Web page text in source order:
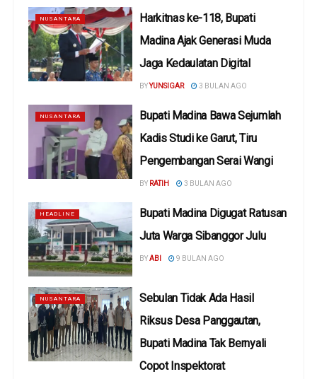
NUSANTARA
Harkitnas ke-118, Bupati
Madina Ajak Generasi Muda
Jaga Kedaulatan Digital
BYYUNSIGAR 3 BULAN AGO
NUSANTARA
Bupati Madina Bawa Sejumlah
Kadis Studi ke Garut, Tiru
Pengembangan Serai Wangi
BY RATIH 3 BULAN AGO
HEADLINE
Bupati Madina Digugat Ratusan
Juta Warga Sibanggor Julu
BYABI 9 BULAN AGO
NUSANTARA
Sebulan Tidak Ada Hasil
Riksus Desa Panggautan,
Bupati Madina Tak Bernyali
Copot Inspektorat